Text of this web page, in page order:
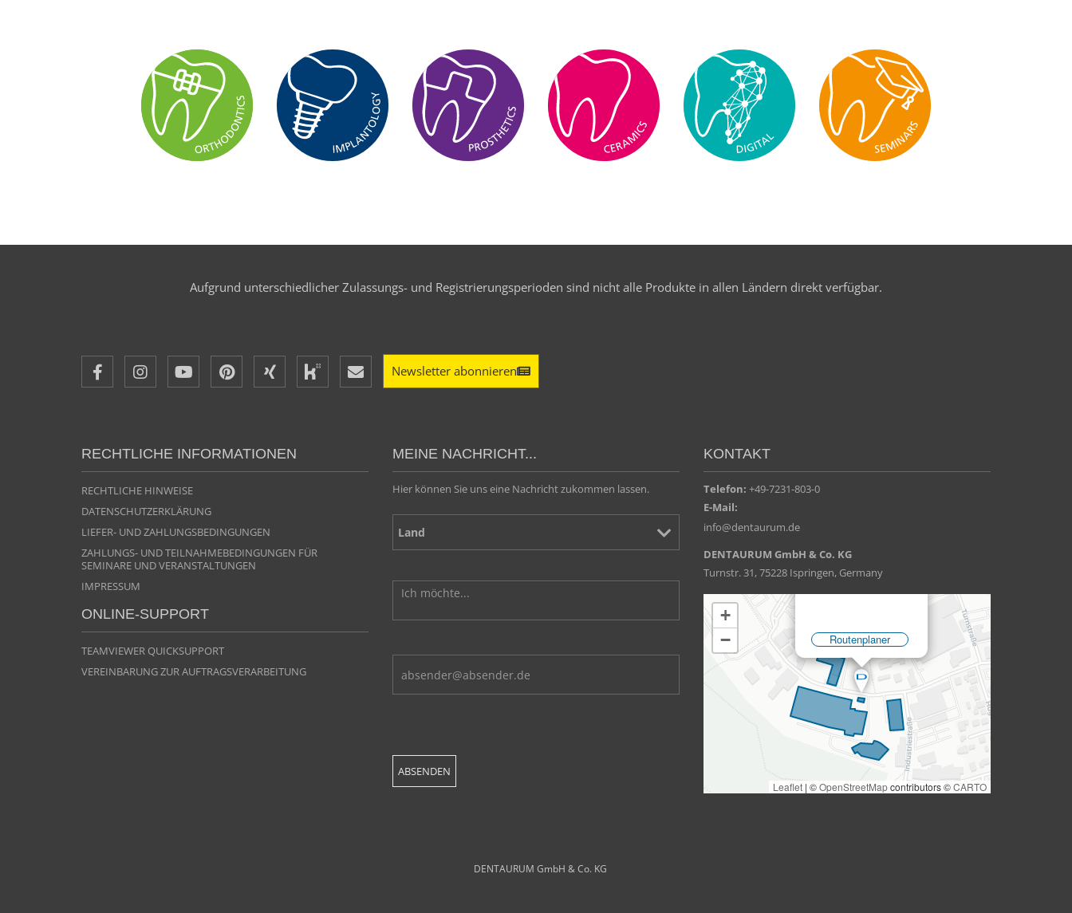
Aufgrund unterschiedlicher Zulassungs- und Registrierungsperioden sind nicht alle Produkte in allen Ländern direkt verfügbar.
Newsletter abonnieren
RECHTLICHE INFORMATIONEN
RECHTLICHE HINWEISE
DATENSCHUTZERKLÄRUNG
LIEFER- UND ZAHLUNGSBEDINGUNGEN
ZAHLUNGS- UND TEILNAHMEBEDINGUNGEN FÜR
SEMINARE UND VERANSTALTUNGEN
IMPRESSUM
ONLINE-SUPPORT
TEAMVIEWER QUICKSUPPORT
VEREINBARUNG ZUR AUFTRAGSVERARBEITUNG
MEINE NACHRICHT...
Hier können Sie uns eine Nachricht zukommen lassen.
KONTAKT
Telefon: +49-7231-803-0
E-Mail:
info@dentaurum.de
DENTAURUM GmbH & Co. KG
Turnstr. 31, 75228 Ispringen, Germany
DENTAURUM GmbH & Co. KG